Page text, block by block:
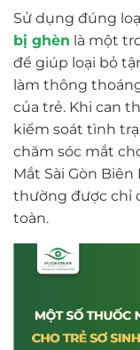
Sử dụng đúng
bị ghèn là một
để giúp loại bỏ
làm thông
của trẻ. Khi can
kiểm soát tình
chăm sóc mắt
Mắt Sài Gòn
thường được chỉ
toàn.